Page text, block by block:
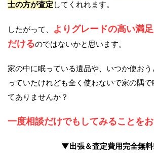
士の方が査定 してくれれます。
したがって、
よりグレードの高い満
だけるのではないかと思います。
家の中に眠っている遺品や、いつか使おう
っていたけれども全く使わないで家の隅
てありませんか？
一度相談だけでもしてみることを
▼出張＆査定費用完全無